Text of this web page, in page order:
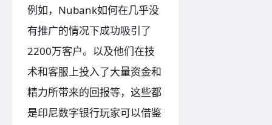
例如，Nubank如何在几乎没
有推广的情况下成功吸引了
2200万客户。以及他们在技
术和客服上投入了大量资金和
精力所带来的回报等，这些都
是印尼数字银行玩家可以借鉴